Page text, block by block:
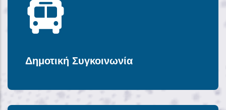
Δημοτική Συγκοινωνία